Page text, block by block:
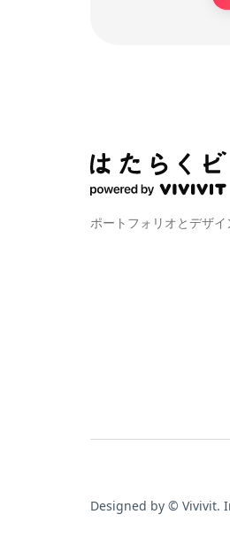
ポートフォリオとデザ
Designed by © Vivivit.